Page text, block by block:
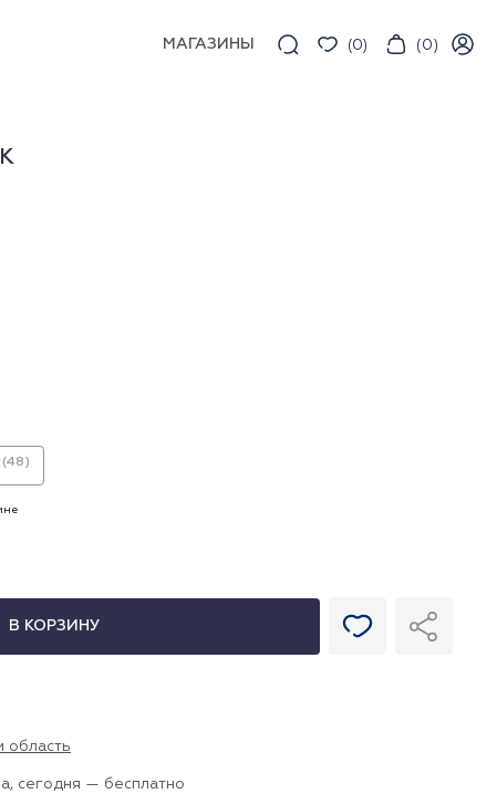
МАГАЗИНЫ (0) (0)
(48)
В КОРЗИНУ
область
сегодня — бесплатно